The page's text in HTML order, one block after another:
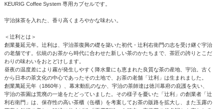
KEURIG Coffee System 専用カプセルです。
宇治抹茶を入れた、香り高くまろやかな味わい。
＜辻利とは＞
創業蔓延元年。辻利は、宇治茶復興の礎を築いた初代・辻利右衛門の志を受け継ぐ宇治
の老舗です。伝統のお茶から時代に合わせた新しい茶のかたちまで、茶匠の誇りとこだ
わりの味わいをおとどけします。
昼夜の温度差により霧が発生しやすく降水量にも恵まれた良質な茶の産地、宇治。古く
から日本の茶文化の中心であったその土地で、お茶の老舗「辻利」は生まれました。
創業萬延元年（1860年）、幕末動乱のなか、宇治の茶師達は徳川幕府の庇護を失い、
宇治の茶園は荒廃の一途をたどっていました。その様子を憂いた「辻利」の創業者「辻
利右衛門」は、保存性の高い茶櫃（缶櫃）を考案してお茶の販路を拡大し、また玉露の